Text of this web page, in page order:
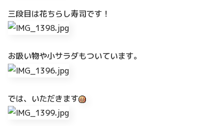
三段目は花ちらし寿司です！
お吸い物や小サラダもついています。
では、いただきます